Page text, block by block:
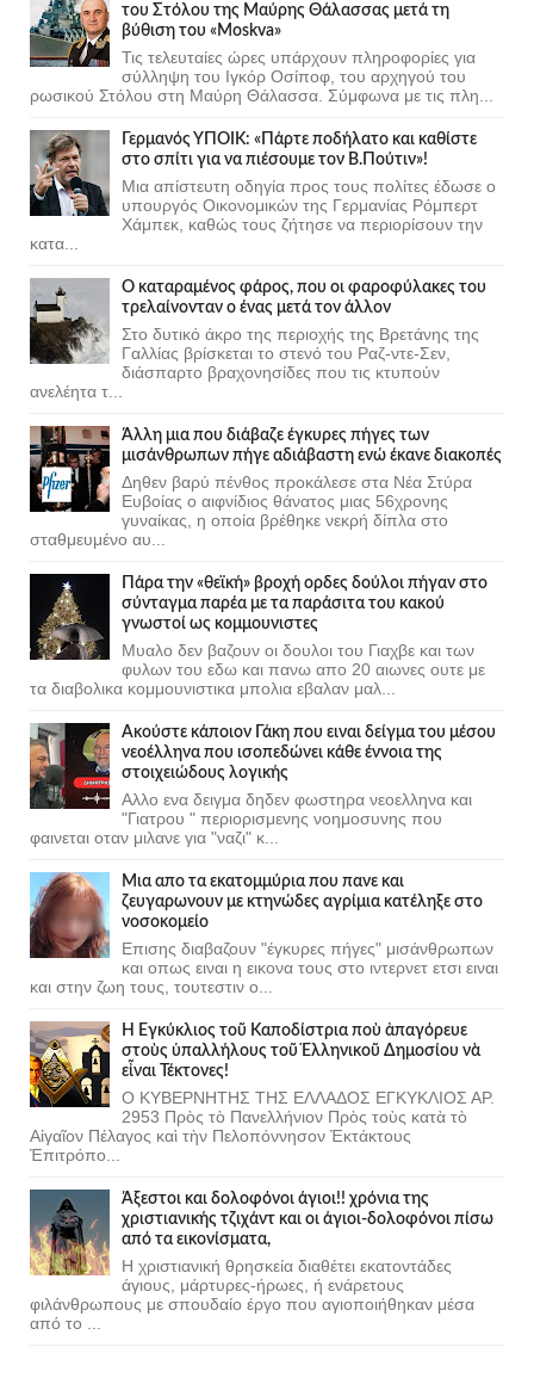
του Στόλου της Mαύρης Θάλασσας μετά τη
βύθιση του «Moskva»
Τις τελευταίες ώρες υπάρχουν πληροφορίες για
σύλληψη του Ιγκόρ Οσίποφ, του αρχηγού του
ρωσικού Στόλου στη Μαύρη Θάλασσα. Σύμφωνα με τις πλη...
Γερμανός ΥΠΟΙΚ: «Πάρτε ποδήλατο και καθίστε
στο σπίτι για να πιέσουμε τον Β.Πούτιν»!
Μια απίστευτη οδηγία προς τους πολίτες έδωσε ο
υπουργός Οικονομικών της Γερμανίας Ρόμπερτ
Χάμπεκ, καθώς τους ζήτησε να περιορίσουν την
κατα...
Ο καταραμένος φάρος, που οι φαροφύλακες του
τρελαίνονταν ο ένας μετά τον άλλον
Στο δυτικό άκρο της περιοχής της Βρετάνης της
Γαλλίας βρίσκεται το στενό του Ραζ-ντε-Σεν,
διάσπαρτο βραχονησίδες που τις κτυπούν
ανελέητα τ...
Άλλη μια που διάβαζε έγκυρες πήγες των
μισάνθρωπων πήγε αδιάβαστη ενώ έκανε διακοπές
Δηθεν βαρύ πένθος προκάλεσε στα Νέα Στύρα
Ευβοίας ο αιφνίδιος θάνατος μιας 56χρονης
γυναίκας, η οποία βρέθηκε νεκρή δίπλα στο
σταθμευμένο αυ...
Πάρα την «θεϊκή» βροχή ορδες δούλοι πήγαν στο
σύνταγμα παρέα με τα παράσιτα του κακού
γνωστοί ως κομμουνιστες
Μυαλο δεν βαζουν οι δουλοι του Γιαχβε και των
φυλων του εδω και πανω απο 20 αιωνες ουτε με
τα διαβολικα κομμουνιστικα μπολια εβαλαν μαλ...
Ακούστε κάποιον Γάκη που ειναι δείγμα του μέσου
νεοέλληνα που ισοπεδώνει κάθε έννοια της
στοιχειώδους λογικής
Αλλο ενα δειγμα δηδεν φωστηρα νεοελληνα και
"Γιατρου " περιορισμενης νοημοσυνης που
φαινεται οταν μιλανε για "ναζι" κ...
Μια απο τα εκατομμύρια που πανε και
ζευγαρωνουν με κτηνώδες αγρίμια κατέληξε στο
νοσοκομείο
Επισης διαβαζουν "έγκυρες πήγες" μισάνθρωπων
και οπως ειναι η εικονα τους στο ιντερνετ ετσι ειναι
και στην ζωη τους, τουτεστιν ο...
Ἡ Ἐγκύκλιος τοῦ Καποδίστρια ποὺ ἀπαγόρευε
στοὺς ὑπαλλήλους τοῦ Ἑλληνικοῦ Δημοσίου νὰ
εἶναι Τέκτονες!
Ο ΚΥΒΕΡΝΗΤΗΣ ΤΗΣ ΕΛΛΑΔΟΣ ΕΓΚΥΚΛΙΟΣ ΑΡ.
2953 Πρὸς τὸ Πανελλήνιον Πρὸς τοὺς κατὰ τὸ
Αἰγαῖον Πέλαγος καὶ τὴν Πελοπόννησον Ἐκτάκτους
Ἐπιτρόπο...
Άξεστοι και δολοφόνοι άγιοι!! χρόνια της
χριστιανικής τζιχάντ και οι άγιοι-δολοφόνοι πίσω
από τα εικονίσματα,
Η χριστιανική θρησκεία διαθέτει εκατοντάδες
άγιους, μάρτυρες-ήρωες, ή ενάρετους
φιλάνθρωπους με σπουδαίο έργο που αγιοποιήθηκαν μέσα
από το ...